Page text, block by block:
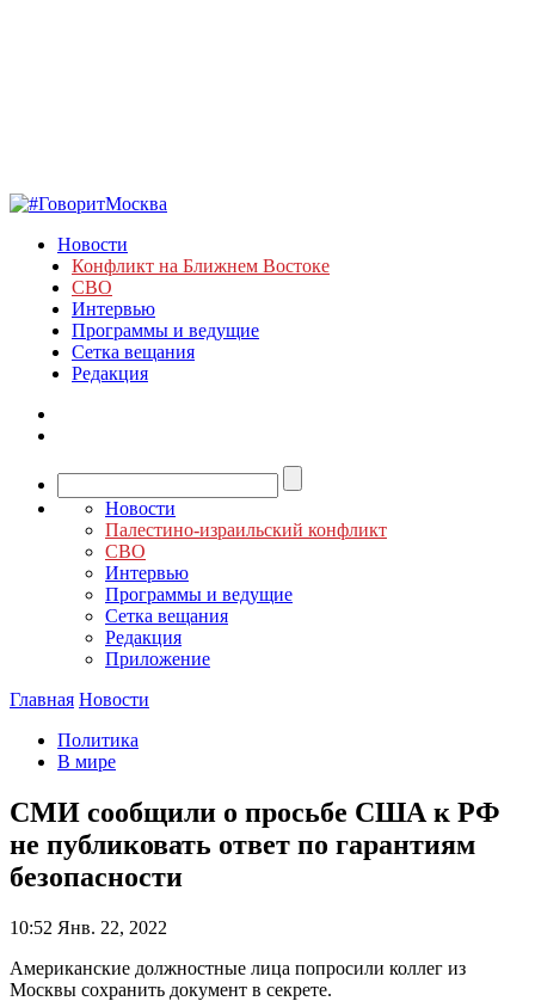
Новости
Конфликт на Ближнем Востоке
СВО
Интервью
Программы и ведущие
Сетка вещания
Редакция
Новости
Палестино-израильский конфликт
СВО
Интервью
Программы и ведущие
Сетка вещания
Редакция
Приложение
Главная Новости
Политика
В мире
СМИ сообщили о просьбе США к РФ
не публиковать ответ по гарантиям
безопасности
10:52 Янв. 22, 2022
Американские должностные лица попросили коллег из
Москвы сохранить документ в секрете.